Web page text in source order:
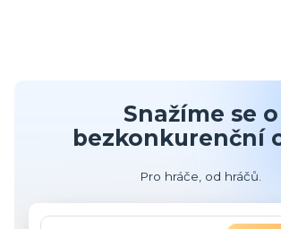
Snažíme se o
bezkonkurenční
Pro hráče, od hráčů.